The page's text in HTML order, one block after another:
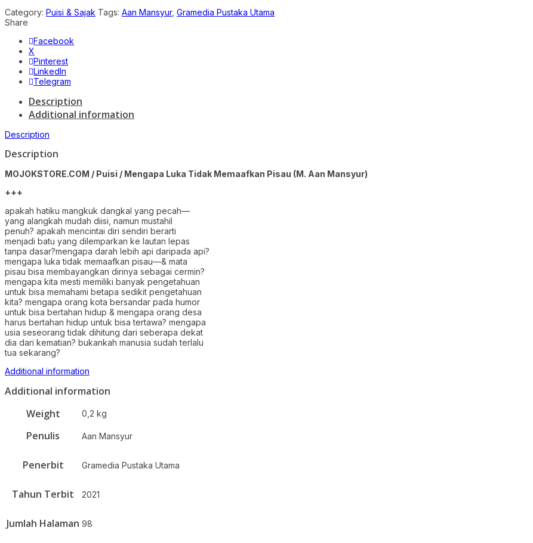
Category: Puisi & Sajak Tags: Aan Mansyur, Gramedia Pustaka Utama
Share
Facebook
X
Pinterest
LinkedIn
Telegram
Description
Additional information
Description
Description
MOJOKSTORE.COM / Puisi / Mengapa Luka Tidak Memaafkan Pisau (M. Aan Mansyur)
+++
apakah hatiku mangkuk dangkal yang pecah—
yang alangkah mudah diisi, namun mustahil
penuh? apakah mencintai diri sendiri berarti
menjadi batu yang dilemparkan ke lautan lepas
tanpa dasar?mengapa darah lebih api daripada api?
mengapa luka tidak memaafkan pisau—& mata
pisau bisa membayangkan dirinya sebagai cermin?
mengapa kita mesti memiliki banyak pengetahuan
untuk bisa memahami betapa sedikit pengetahuan
kita? mengapa orang kota bersandar pada humor
untuk bisa bertahan hidup & mengapa orang desa
harus bertahan hidup untuk bisa tertawa? mengapa
usia seseorang tidak dihitung dari seberapa dekat
dia dari kematian? bukankah manusia sudah terlalu
tua sekarang?
Additional information
Additional information
Weight
0,2 kg
Penulis Aan Mansyur
Penerbit Gramedia Pustaka Utama
Tahun Terbit 2021
Jumlah Halaman 98